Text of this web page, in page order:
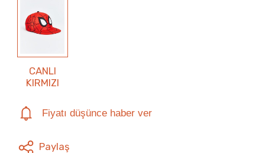
CANLI
KIRMIZI
Fiyatı düşünce haber ver
Paylaş